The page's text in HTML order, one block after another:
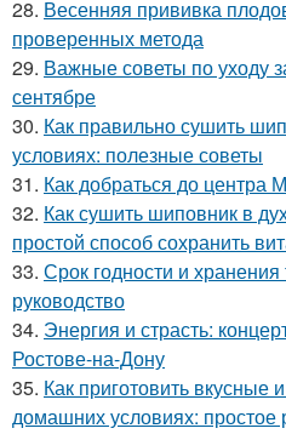
28. Весенняя прививка
проверенных метода
29. Важные советы по уходу
сентябре
30. Как правильно сушить
условиях: полезные советы
31. Как добраться до центра
32. Как сушить шиповник в
простой способ сохранить
33. Срок годности и
руководство
34. Энергия и страсть:
Ростове-на-Дону
35. Как приготовить вкусные
домашних условиях: простое